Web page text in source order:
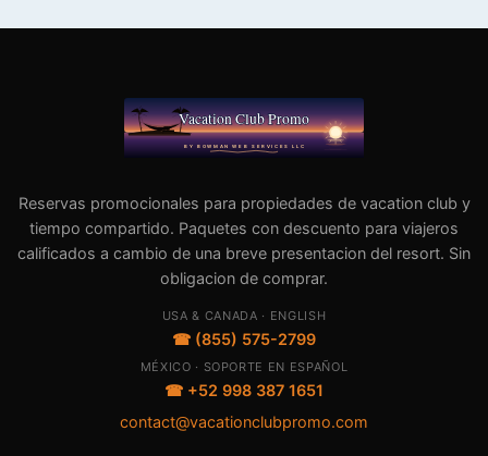
Reservas promocionales para propiedades de vacation club y
tiempo compartido. Paquetes con descuento para viajeros
calificados a cambio de una breve presentacion del resort. Sin
obligacion de comprar.
USA & CANADA · ENGLISH
☎ (855) 575-2799
MÉXICO · SOPORTE EN ESPAÑOL
☎ +52 998 387 1651
contact@vacationclubpromo.com